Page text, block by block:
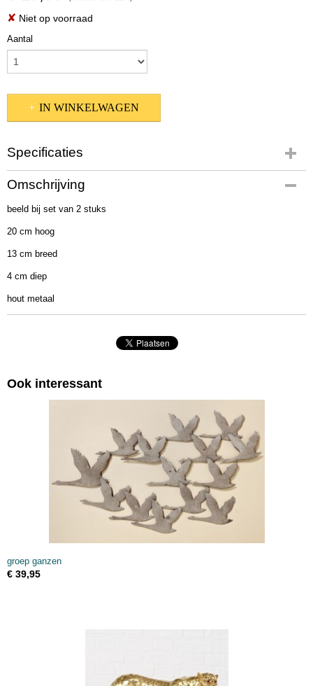
✘ Niet op voorraad
Aantal
IN WINKELWAGEN
Specificaties
Productcode
2010867
EAN code
Afmetingen (l,b,h)
5 x 15 x 20 cm
Omschrijving
beeld bij set van 2 stuks
20 cm hoog
13 cm breed
4 cm diep
hout metaal
Ook interessant
groep ganzen
€ 39,95